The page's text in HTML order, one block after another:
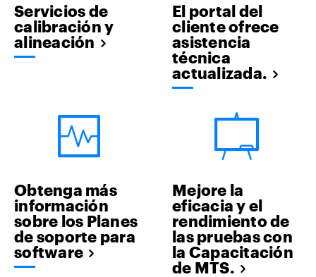
Servicios de
calibración y
alineación
El portal del
cliente ofrece
asistencia
técnica
actualizada.
Obtenga más
información
sobre los Planes
de soporte para
software
Mejore la
eficacia y el
rendimiento de
las pruebas con
la Capacitación
de MTS.